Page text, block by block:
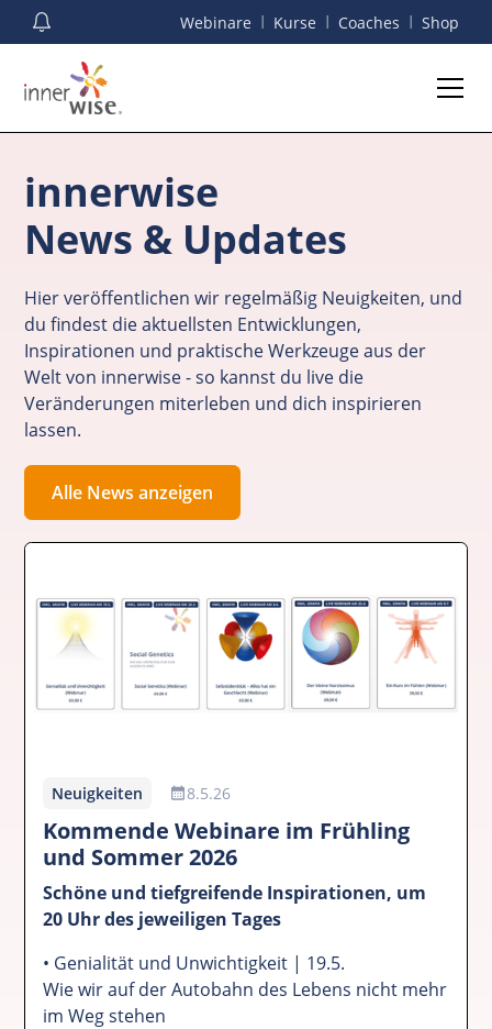
Webinare I Kurse I Coaches I Shop
innerwise
News & Updates
Hier veröffentlichen wir regelmäßig Neuigkeiten, und
du findest die aktuellsten Entwicklungen,
Inspirationen und praktische Werkzeuge aus der
Welt von innerwise - so kannst du live die
Veränderungen miterleben und dich inspirieren
lassen.
Alle News anzeigen
Neuigkeiten 8.5.26
Kommende Webinare im Frühling
und Sommer 2026
Schöne und tiefgreifende Inspirationen, um
20 Uhr des jeweiligen Tages
• Genialität und Unwichtigkeit | 19.5.
Wie wir auf der Autobahn des Lebens nicht mehr
im Weg stehen